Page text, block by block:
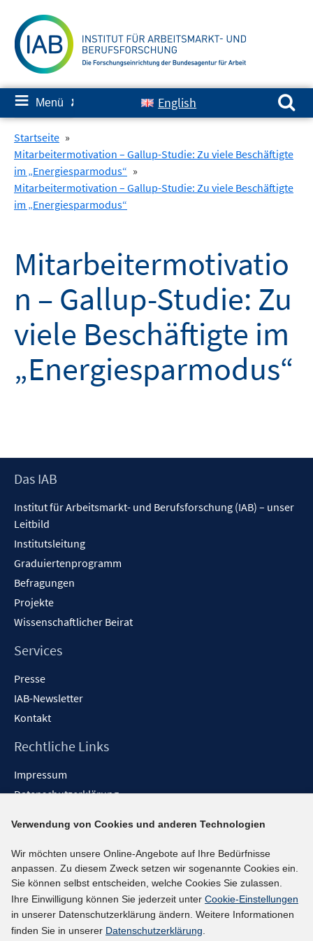
zum
Inhalt
≡ Menü ✘ English
Suchen nach:
Startseite »
Mitarbeitermotivation – Gallup-Studie: Zu viele Beschäftigte
im „Energiesparmodus“ »
Mitarbeitermotivation – Gallup-Studie: Zu viele Beschäftigte
im „Energiesparmodus“
Mitarbeitermotivatio
n – Gallup-Studie: Zu
viele Beschäftigte im
„Energiesparmodus“
Footer
Das IAB
Institut für Arbeitsmarkt- und Berufsforschung (IAB) – unser
Leitbild
Institutsleitung
Graduiertenprogramm
Befragungen
Projekte
Wissenschaftlicher Beirat
Services
Presse
IAB-Newsletter
Kontakt
Rechtliche Links
Impressum
Datenschutzerklärung
Barrieren melden
Social-Media-Kanäle
BlueSky
YouTube
LinkedIn
Verwendung von Cookies und anderen Technologien
Wir möchten unsere Online-Angebote auf Ihre Bedürfnisse
anpassen. Zu diesem Zweck setzen wir sogenannte Cookies ein.
Sie können selbst entscheiden, welche Cookies Sie zulassen.
Ihre Einwilligung können Sie jederzeit unter Cookie-Einstellungen
in unserer Datenschutzerklärung ändern. Weitere Informationen
finden Sie in unserer Datenschutzerklärung.